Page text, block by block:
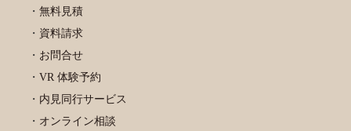
無料見積
資料請求
お問合せ
VR 体験予約
内見同行サービス
オンライン相談